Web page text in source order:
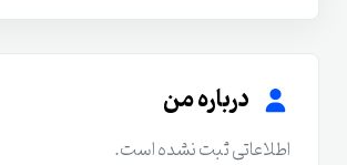
درباره من
اطلاعاتی ثبت نشده است.